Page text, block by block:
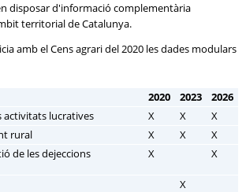
disposar d'informació complementària
territorial de Catalunya.
amb el Cens agrari del 2020 les dades modulars
2020 2023
2026
activitats lucratives
X X
X
rural
X X
X
de les dejeccions
X X
X